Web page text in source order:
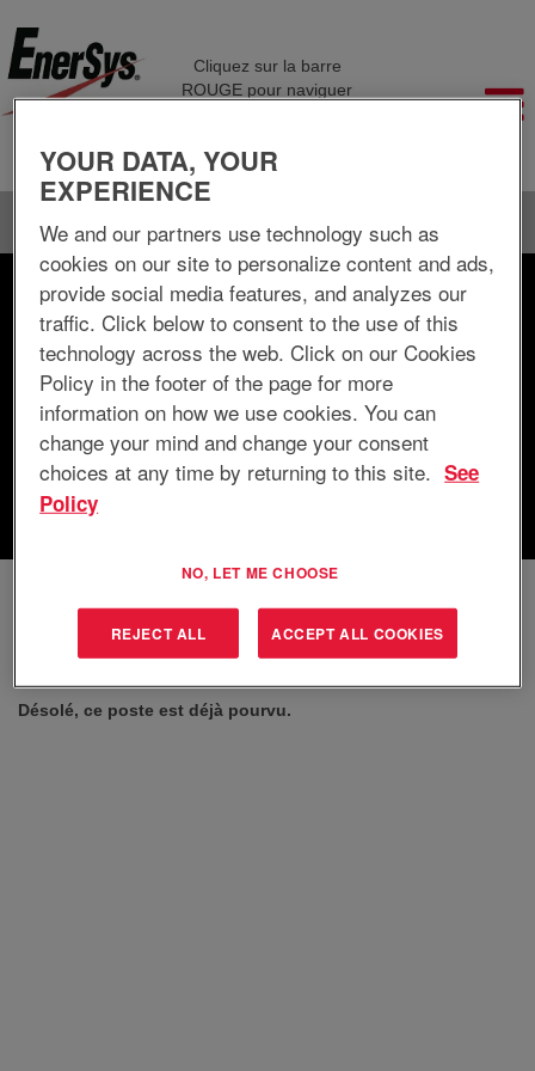
Cliquez sur la barre
ROUGE pour naviguer
Langue Visualiser le profil
Rechercher par mot-clé
Rechercher par lieu
Afficher plus d’options
Réinitialiser
Désolé, ce poste est déjà pourvu.
YOUR DATA, YOUR
EXPERIENCE
We and our partners use technology such as
cookies on our site to personalize content and ads,
provide social media features, and analyzes our
traffic. Click below to consent to the use of this
technology across the web. Click on our Cookies
Policy in the footer of the page for more
information on how we use cookies. You can
change your mind and change your consent
choices at any time by returning to this site. See
Policy
NO, LET ME CHOOSE
REJECT ALL ACCEPT ALL COOKIES